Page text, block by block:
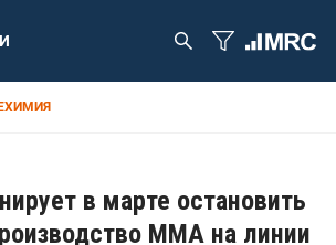
в марте остановить
ММА на линии